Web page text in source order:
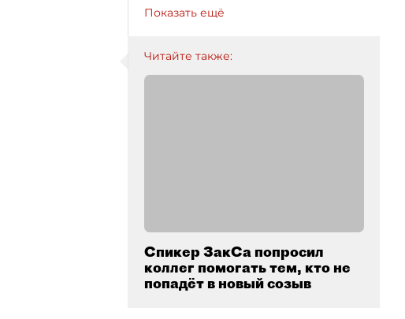
Показать ещё
Читайте также:
Спикер ЗакСа попросил
коллег помогать тем, кто не
попадёт в новый созыв